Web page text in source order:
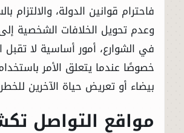
فاحترام قوانين الدولة، والالتزام
وعدم تحويل الخلافات الشخصية
في الشوارع، أمور أساسية لا تقبل
خصوصًا عندما يتعلق الأمر
بيضاء أو تعريض حياة الآخرين
مواقع التواصل